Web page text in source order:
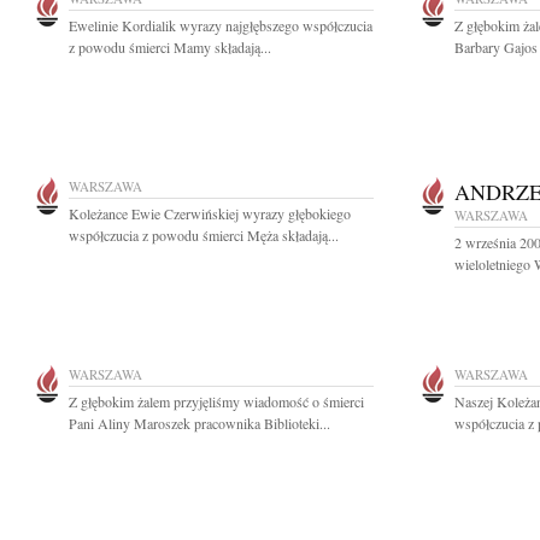
Ewelinie Kordialik wyrazy najgłębszego współczucia
z powodu śmierci Mamy składają...
Z głębokim
Barbary
WARSZAWA
Koleżance Ewie Czerwińskiej wyrazy głębokiego
współczucia z powodu śmierci Męża składają...
WARSZAWA
2 września
wieloletniego
WARSZAWA
Z głębokim żalem przyjęliśmy wiadomość o śmierci
Pani Aliny Maroszek pracownika Biblioteki...
WARSZAWA
Naszej
współczucia